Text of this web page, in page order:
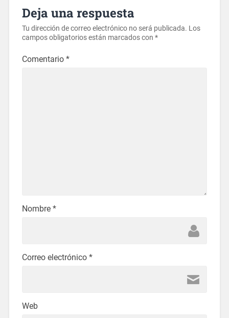
Deja una respuesta
Tu dirección de correo electrónico no será publicada. Los
campos obligatorios están marcados con *
Comentario *
Nombre *
Correo electrónico *
Web